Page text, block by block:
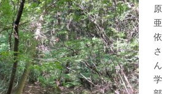
原
亜
依
さ
ん
学